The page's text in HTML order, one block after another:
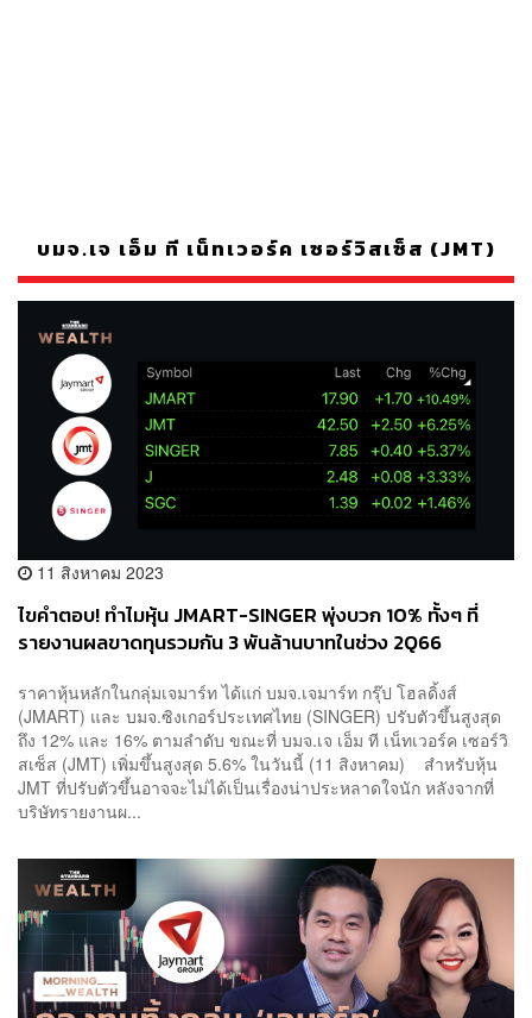
บมจ.เจ เอ็ม ที เน็ทเวอร์ค เซอร์วิสเซ็ส (JMT)
11 สิงหาคม 2023
ไขคำตอบ! ทำไมหุ้น JMART-SINGER พุ่งบวก 10% ทั้งๆ ที่
รายงานผลขาดทุนรวมกัน 3 พันล้านบาทในช่วง 2Q66
ราคาหุ้นหลักในกลุ่มเจมาร์ท ได้แก่ บมจ.เจมาร์ท กรุ๊ป โฮลดิ้งส์
(JMART) และ บมจ.ซิงเกอร์ประเทศไทย (SINGER) ปรับตัวขึ้นสูงสุด
ถึง 12% และ 16% ตามลำดับ ขณะที่ บมจ.เจ เอ็ม ที เน็ทเวอร์ค เซอร์วิ
สเซ็ส (JMT) เพิ่มขึ้นสูงสุด 5.6% ในวันนี้ (11 สิงหาคม) สำหรับหุ้น
JMT ที่ปรับตัวขึ้นอาจจะไม่ได้เป็นเรื่องน่าประหลาดใจนัก หลังจากที่
บริษัทรายงานผ...